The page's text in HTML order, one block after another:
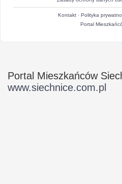
Kontakt· Polityka
Portal
Portal Mieszkańców
www.siechnice.com.pl